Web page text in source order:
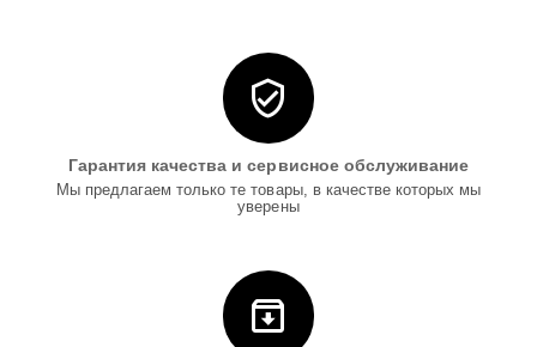
Гарантия качества и сервисное обслуживание
Мы предлагаем только те товары, в качестве которых мы
уверены